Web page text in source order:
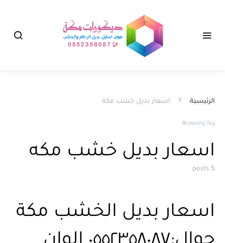
الرئيسية اسعار بديل خشب مكه
Browsing Tag
اسعار بديل خشب مكه
5 posts
اسعار بديل الخشب مكة